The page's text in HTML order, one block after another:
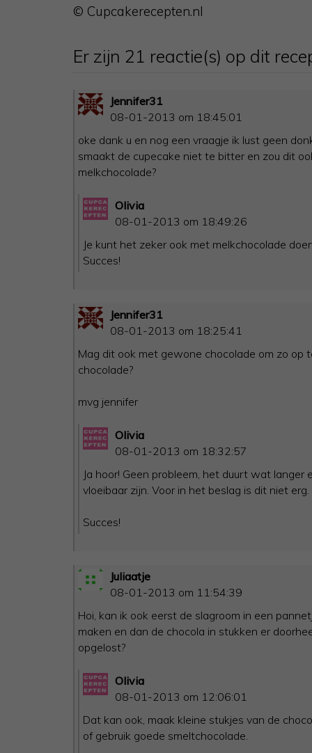
© Cupcakerecepten.nl
Er zijn 21 reactie(s) op dit
Jennifer31
08-01-2013 om 18:45:01
oke dank u en nog een vraagje ik lust geen
smaakt de cupecake niet te bitter en zou dit
melkchocolade?
Olivia
08-01-2013 om 18:49:26
Je kunt het zeker ook met melkchocolade
Succes!
Jennifer31
08-01-2013 om 18:25:41
Mag dit ook met gewone chocolade om zo op
chocolade?
mvg jennifer
Olivia
08-01-2013 om 18:32:57
Ja hoor! Geen probleem, het duurt wat langer
vloeibaar zijn. Voor in het beslag is dit niet erg.
Succes!
Juliaatje
08-01-2013 om 11:54:39
Hoi, kan ik ook eerst de slagroom in een
maken en dan de chocola in stukken er
opgelost?
Olivia
08-01-2013 om 12:06:01
Dat kan ook, maak kleine stukjes van de
of gebruik goede smeltchocolade.